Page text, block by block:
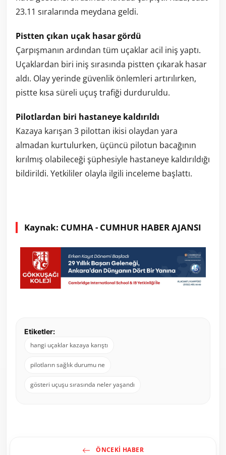
23.11 sıralarında meydana geldi.
Pistten çıkan uçak hasar gördü
Çarpışmanın ardından tüm uçaklar acil iniş yaptı.
Uçaklardan biri iniş sırasında pistten çıkarak hasar
aldı. Olay yerinde güvenlik önlemleri artırılırken,
pistte kısa süreli uçuş trafiği durduruldu.
Pilotlardan biri hastaneye kaldırıldı
Kazaya karışan 3 pilottan ikisi olaydan yara
almadan kurtulurken, üçüncü pilotun bacağının
kırılmış olabileceği şüphesiyle hastaneye kaldırıldığı
bildirildi. Yetkililer olayla ilgili inceleme başlattı.
Kaynak: CUMHA - CUMHUR HABER AJANSI
Etiketler:
hangi uçaklar kazaya karıştı
pilotların sağlık durumu ne
gösteri uçuşu sırasında neler yaşandı
ÖNCEKI HABER